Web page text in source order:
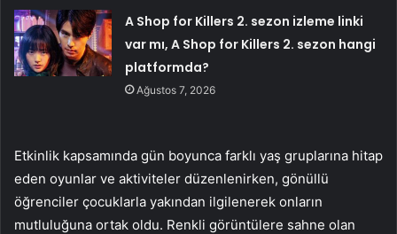
A Shop for Killers 2. sezon izleme linki
var mı, A Shop for Killers 2. sezon hangi
platformda?
Ağustos 7, 2026
Etkinlik kapsamında gün boyunca farklı yaş gruplarına hitap
eden oyunlar ve aktiviteler düzenlenirken, gönüllü
öğrenciler çocuklarla yakından ilgilenerek onların
mutluluğuna ortak oldu. Renkli görüntülere sahne olan